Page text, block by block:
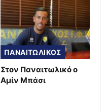
ΠΑΝΑΙΤΩΛΙΚΟΣ
Στον Παναιτωλικό ο
Αμίν Μπάσι